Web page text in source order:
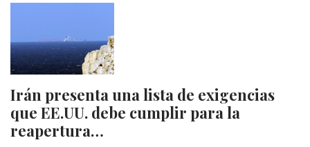
Irán presenta una lista de exigencias
que EE.UU. debe cumplir para la
reapertura…